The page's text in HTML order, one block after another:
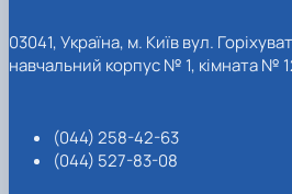
03041, Україна, м. Київ вул.
навчальний корпус № 1, кімната №
(044) 258-42-63
(044) 527-83-08